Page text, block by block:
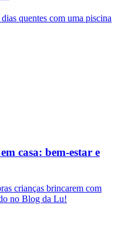
quentes com uma piscina
casa: bem-estar e
crianças brincarem com
no Blog da Lu!